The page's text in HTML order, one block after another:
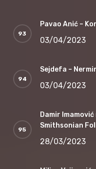
Pavao Anić –
03/04/2023
Sejdefa –
03/04/2023
Damir
Smithsonian
28/03/2023